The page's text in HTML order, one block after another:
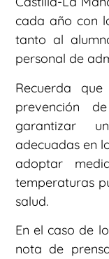
cada año con
tanto al
personal de
Recuerda
prevención
garantizar
adecuadas en
adoptar
temperaturas
salud.
En el caso de
nota de